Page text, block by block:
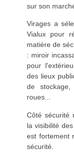
sur son
Virages a
Vialux pour
matière de
: miroir
pour
des lieux
de
roues...
Côté sécurité
la visibilité
est fortement
sécurité.